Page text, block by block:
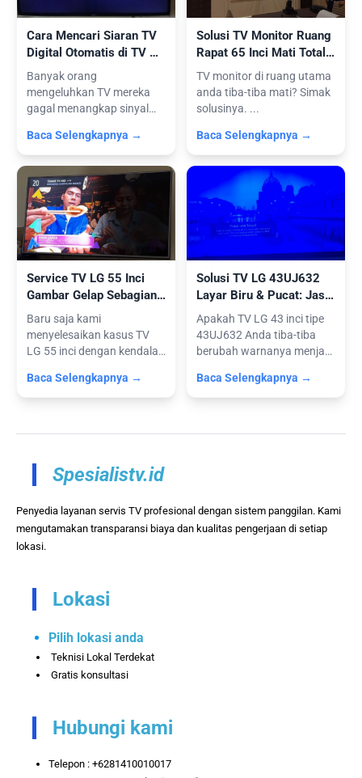
Cara Mencari Siaran TV
Digital Otomatis di TV &
STB Serta Tips Pasang
Antena
Banyak orang
mengeluhkan TV mereka
gagal menangkap sinyal
Baca Selengkapnya →
Solusi TV Monitor Ruang
Rapat 65 Inci Mati Total:
Perbaikan Power Supply
TV monitor di ruang utama
anda tiba-tiba mati? Simak
solusinya. ...
Baca Selengkapnya →
Service TV LG 55 Inci
Gambar Gelap Sebagian:
Solusi Backlight & Power
Supply (Layanan
Panggilan)
Baru saja kami
menyelesaikan kasus TV
LG 55 inci dengan kendala
Baca Selengkapnya →
Solusi TV LG 43UJ632
Layar Biru & Pucat: Jasa
Service TV di Ciomas
Bogor
Apakah TV LG 43 inci tipe
43UJ632 Anda tiba-tiba
berubah warnanya menjadi
Baca Selengkapnya →
Spesialistv.id
Penyedia layanan servis TV profesional dengan sistem panggilan. Kami
mengutamakan transparansi biaya dan kualitas pengerjaan di setiap
lokasi.
Lokasi
Pilih lokasi anda
Teknisi Lokal Terdekat
Gratis konsultasi
Hubungi kami
Telepon : +6281410010017